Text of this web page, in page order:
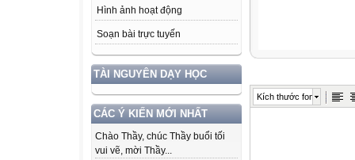
Hình ảnh hoạt động
Soạn bài trực tuyến
TÀI NGUYÊN DẠY HỌC
CÁC Ý KIẾN MỚI NHẤT
Chào Thầy, chúc Thầy buổi tối
vui vẽ, mời Thầy...
Kích thước font